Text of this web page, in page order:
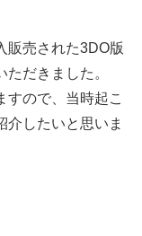
販売された3DO版
だきました。
すので、当時起こ
介したいと思いま